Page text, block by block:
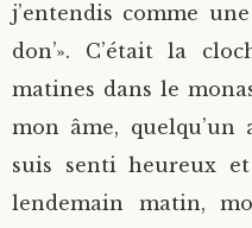
j’entendis comme
don’». C’était la
matines dans le
mon âme, quelqu’un
suis senti heureux
lendemain matin,